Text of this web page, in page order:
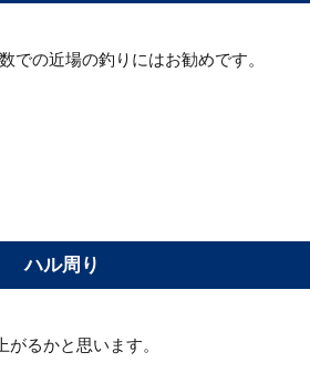
での近場の釣りにはお勧めです。
ハル周り
るかと思います。